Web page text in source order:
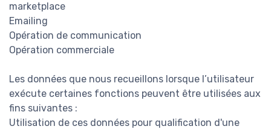
marketplace
Emailing
Opération de communication
Opération commerciale
Les données que nous recueillons lorsque l’utilisateur
exécute certaines fonctions peuvent être utilisées aux
fins suivantes :
Utilisation de ces données pour qualification d'une